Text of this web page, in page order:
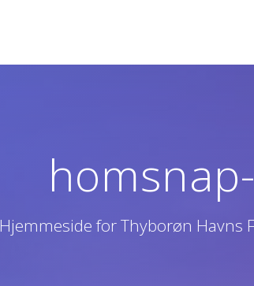
Hjemmeside for Thyborøn Havns